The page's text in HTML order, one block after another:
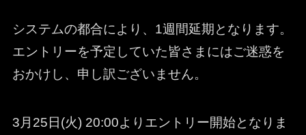
システムの都合により、1週間延期となります。
エントリーを予定していた皆さまにはご迷惑を
おかけし、申し訳ございません。
3月25日(火) 20:00よりエントリー開始となりま